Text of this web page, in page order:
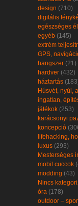
design (710)
digitális
egészséges
egyéb (145)
extrém
GPS,
hangszer (21)
hardver (432)
háztartás
Húsvét, nyúl,
ingatlan,
játékok (253)
karácsonyi
koncepció
lifehacking,
luxus (293)
Mesterséges
mobil cuccok
modding (43)
Nincs
óra (178)
outdoor –